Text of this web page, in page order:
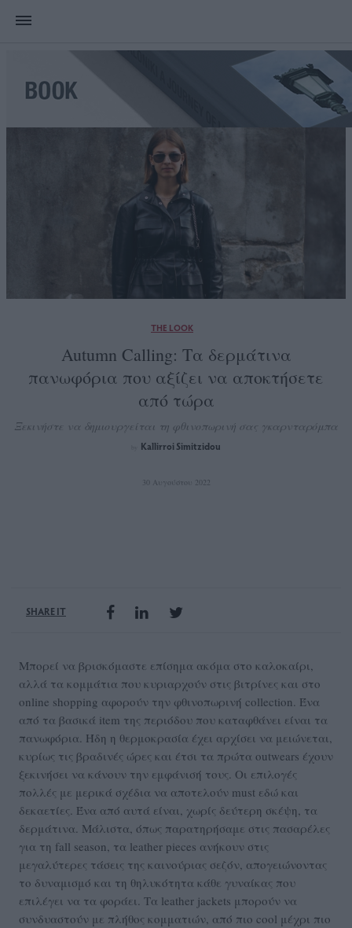
THE LOOK
Autumn Calling: Τα δερμάτινα
πανωφόρια που αξίζει να αποκτήσετε
από τώρα
Ξεκινήστε να δημιουργείται τη φθινοπωρινή σας γκαρνταρόμπα
Kallirroi Simitzidou
30 Αυγούστου 2022
SHARE IT
Μπορεί να βρισκόμαστε επίσημα ακόμα στο καλοκαίρι,
αλλά τα κομμάτια που κυριαρχούν στις βιτρίνες και στο
online shopping αφορούν την φθινοπωρινή collection. Ένα
από τα βασικά item της περιόδου που καταφθάνει είναι τα
πανωφόρια. Ήδη η θερμοκρασία έχει αρχίσει να μειώνεται,
κυρίως τις βραδινές ώρες και έτσι τα πρώτα outwears έχουν
ξεκινήσει να κάνουν την εμφάνισή τους. Οι επιλογές
πολλές με μερικά σχέδια να αποτελούν must εδώ και
δεκαετίες. Ένα από αυτά είναι, χωρίς δεύτερη σκέψη, τα
δερμάτινα. Μάλιστα, όπως παρατηρήσαμε στις πασαρέλες
για τη fall season, τα leather pieces ανήκουν στις
μεγαλύτερες τάσεις της καινούριας σεζόν, απογειώνοντας
το δυναμισμό και τη θηλυκότητα κάθε γυναίκας που
επιλέγει να τα φοράει. Τα leather jackets μπορούν να
συνδυαστούν με πλήθος κομματιών, από πιο cool μέχρι πιο